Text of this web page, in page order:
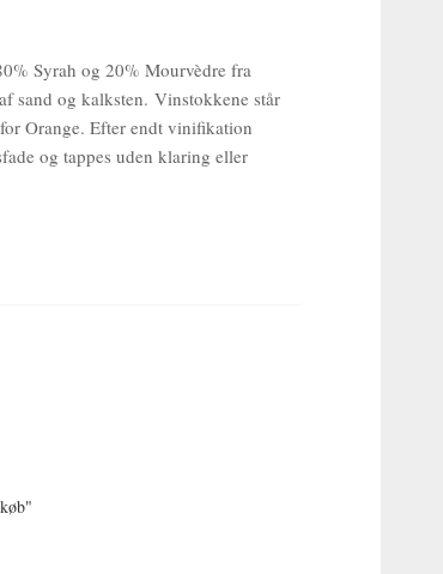
Syrah og 20% Mourvèdre fra
sand og kalksten. Vinstokkene står
Orange. Efter endt vinifikation
og tappes uden klaring eller